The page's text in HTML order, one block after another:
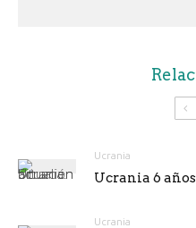
Ucrania
Ucrania 6
Ucrania